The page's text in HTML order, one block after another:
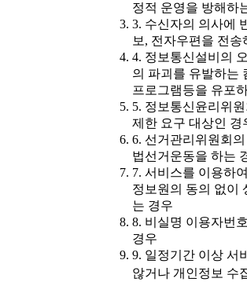
정적 운영을 방해하
3. 수신자의 의사에
보, 전자우편을 전송
4. 정보통신설비의
의 파괴를 유발하는
프로그램등을 유포
5. 정보통신윤리위
제한 요구 대상인 경
6. 선거관리위원회
법선거운동을 하는
7. 서비스를 이용하
정보원의 동의 없이
는 경우
8. 비실명 이용자번
경우
9. 일정기간 이상 서
않거나 개인정보 수